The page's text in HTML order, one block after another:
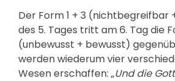
Der Form 1 + 3 (nichtbegreifbar
des 5. Tages tritt am 6. Tag die
(unbewusst + bewusst)
werden wiederum vier
Wesen erschaffen: „Und die